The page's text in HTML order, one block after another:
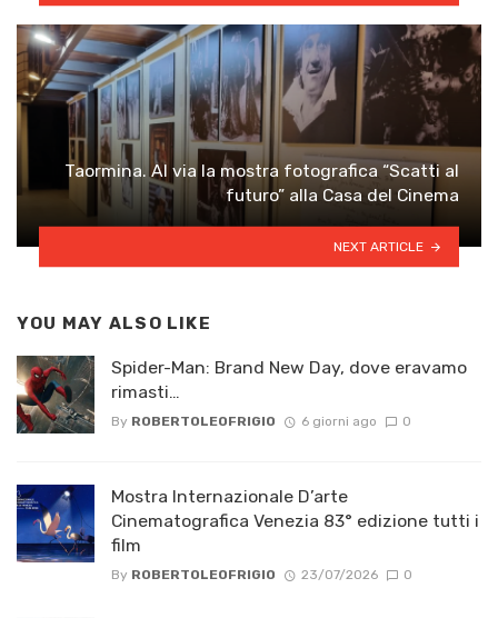
Taormina. Al via la mostra fotografica “Scatti al
futuro” alla Casa del Cinema
NEXT ARTICLE
YOU MAY ALSO LIKE
Spider-Man: Brand New Day, dove eravamo
rimasti…
By ROBERTOLEOFRIGIO 6 giorni ago 0
Mostra Internazionale D’arte
Cinematografica Venezia 83° edizione tutti i
film
By ROBERTOLEOFRIGIO 23/07/2026 0